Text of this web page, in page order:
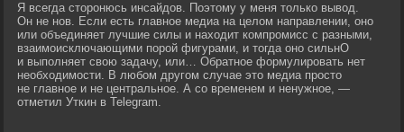
Я всегда сторонюсь инсайдов. Поэтому у меня только вывод.
Он не нов. Если есть главное медиа на целом направлении, оно
или объединяет лучшие силы и находит компромисс с разными,
взаимоисключающими порой фигурами, и тогда оно сильнО
и выполняет свою задачу, или… Обратное формулировать нет
необходимости. В любом другом случае это медиа просто
не главное и не центральное. А со временем и ненужное, —
отметил Уткин в Telegram.